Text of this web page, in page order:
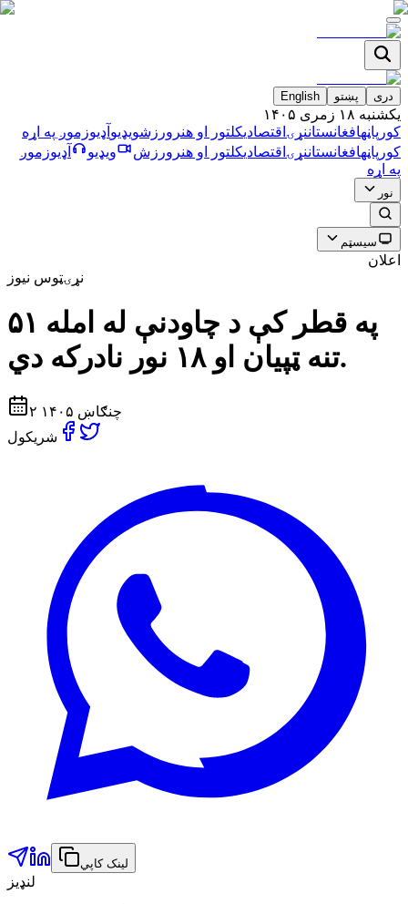
دری پښتو English
يکشنبه ۱۸ زمری ۱۴۰۵
کورپاڼهافغانستاننړۍ اقتصاديکلتور او هنر ورزشویډیو آډیوزموږ په اړه
کورپاڼهافغانستاننړۍ اقتصاديکلتور او هنر ورزش ویډیو آډیوزموږ
په اړه
نور
سیسټم
اعلان
نړۍټوس نیوز
په قطر کې د چاودنې له امله ۵۱
تنه ټپیان او ۱۸ نور نادرکه دي.
۲ چنګاښ ۱۴۰۵
شریکول
لینک کاپي
لنډیز